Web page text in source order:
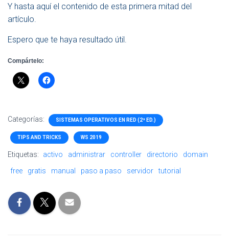
Y hasta aquí el contenido de esta primera mitad del
artículo.
Espero que te haya resultado útil.
Compártelo:
Categorías: SISTEMAS OPERATIVOS EN RED (2ª ED.)
TIPS AND TRICKS WS 2019
Etiquetas: activo administrar controller directorio
domain
free
gratis manual paso a paso servidor tutorial